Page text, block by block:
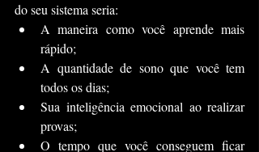
do seu sistema seria:
A maneira como você aprende mais
rápido;
A quantidade de sono que você tem
todos os dias;
Sua inteligência emocional ao realizar
provas;
O tempo que você conseguem ficar